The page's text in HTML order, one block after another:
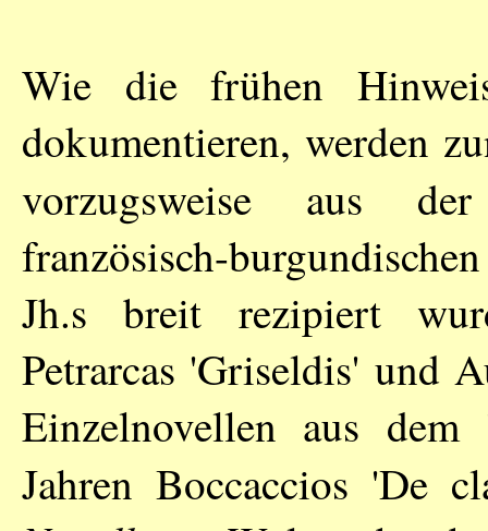
Wie die frühen
dokumentieren, werden
vorzugsweise aus
französisch-
Jh.s breit rezipiert
Petrarcas 'Griseldis' und
Einzelnovellen aus
Jahren Boccaccios 'De